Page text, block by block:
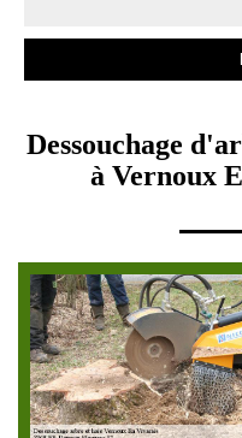
Dessouchage
à Vernoux